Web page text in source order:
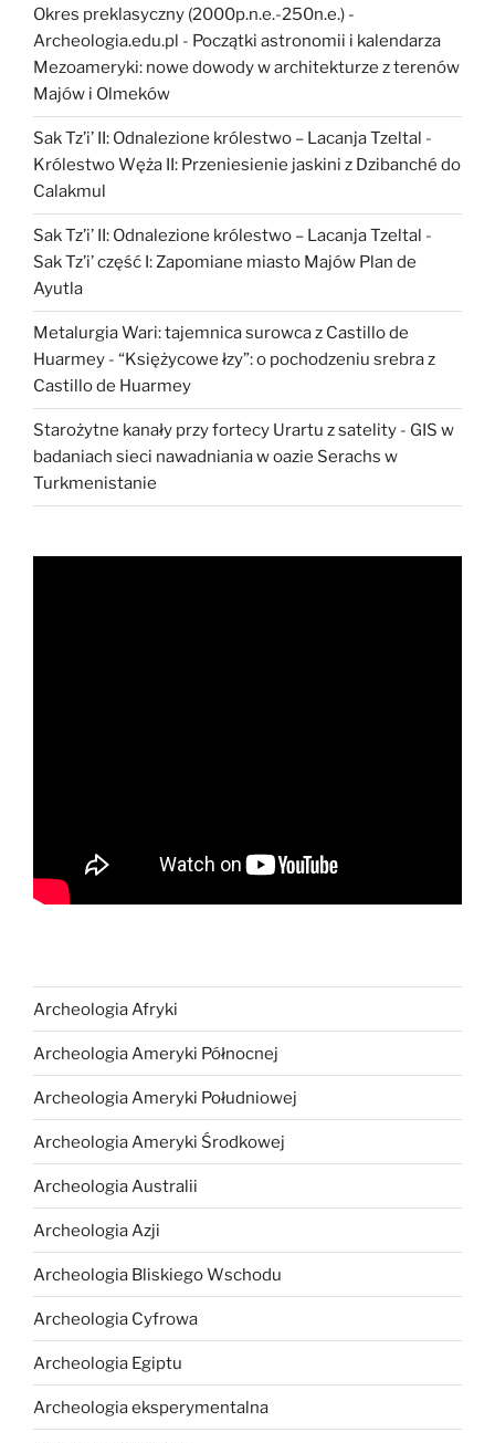
Okres preklasyczny (2000p.n.e.-250n.e.) -
Archeologia.edu.pl - Początki astronomii i kalendarza
Mezoameryki: nowe dowody w architekturze z terenów
Majów i Olmeków
Sak Tz’i’ II: Odnalezione królestwo – Lacanja Tzeltal -
Królestwo Węża II: Przeniesienie jaskini z Dzibanché do
Calakmul
Sak Tz’i’ II: Odnalezione królestwo – Lacanja Tzeltal -
Sak Tz’i’ część I: Zapomiane miasto Majów Plan de
Ayutla
Metalurgia Wari: tajemnica surowca z Castillo de
Huarmey - “Księżycowe łzy”: o pochodzeniu srebra z
Castillo de Huarmey
Starożytne kanały przy fortecy Urartu z satelity - GIS w
badaniach sieci nawadniania w oazie Serachs w
Turkmenistanie
Archeologia Afryki
Archeologia Ameryki Północnej
Archeologia Ameryki Południowej
Archeologia Ameryki Środkowej
Archeologia Australii
Archeologia Azji
Archeologia Bliskiego Wschodu
Archeologia Cyfrowa
Archeologia Egiptu
Archeologia eksperymentalna